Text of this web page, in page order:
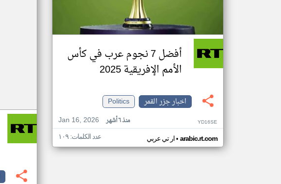
أفضل 7 نجوم عرب في كأس
الأمم الإفريقية 2025
اخبار جزر القمر
Politics
Jan 16, 2026
منذ ٦ أشهر YD16SE
ار تي عربي• arabic.rt.com عدد الكلمات: ١٠٩